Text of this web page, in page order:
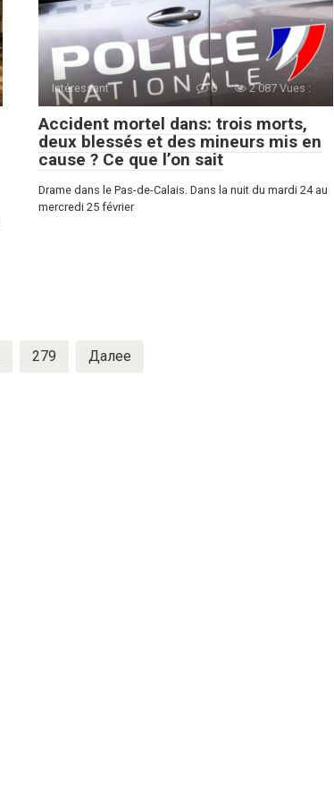
Intéressant 0 2 087 Vues :
Accident mortel dans: trois morts,
deux blessés et des mineurs mis en
cause ? Ce que l’on sait
Drame dans le Pas-de-Calais. Dans la nuit du mardi 24 au
mercredi 25 février
279 Далее